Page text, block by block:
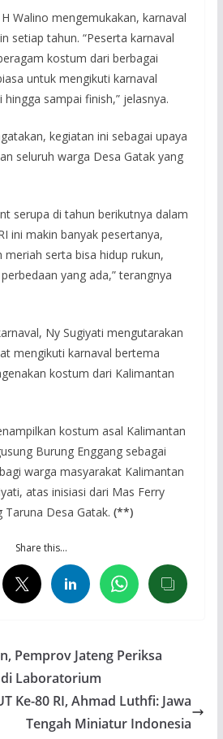
Walino mengemukakan, karnaval
setiap tahun. “Peserta karnaval
kostum dari berbagai
untuk mengikuti karnaval
sampai finish,” jelasnya.
kegiatan ini sebagai upaya
seluruh warga Desa Gatak yang
serupa di tahun berikutnya dalam
ini makin banyak pesertanya,
meriah serta bisa hidup rukun,
yang ada,” terangnya
Ny Sugiyati mengutarakan
mengikuti karnaval bertema
kostum dari Kalimantan
kostum asal Kalimantan
Burung Enggang sebagai
warga masyarakat Kalimantan
atas inisiasi dari Mas Ferry
Taruna Desa Gatak. (**)
Share this…
Pemprov Jateng Periksa
Laboratorium
Ke-80 RI, Ahmad Luthfi: Jawa
Tengah Miniatur Indonesia